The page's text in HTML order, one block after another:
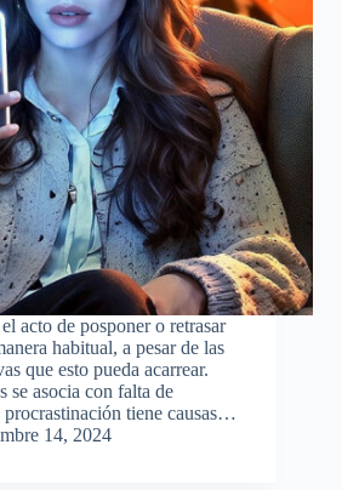
acto de posponer o retrasar
habitual, a pesar de las
que esto pueda acarrear.
se asocia con falta de
tiene causas…
14, 2024